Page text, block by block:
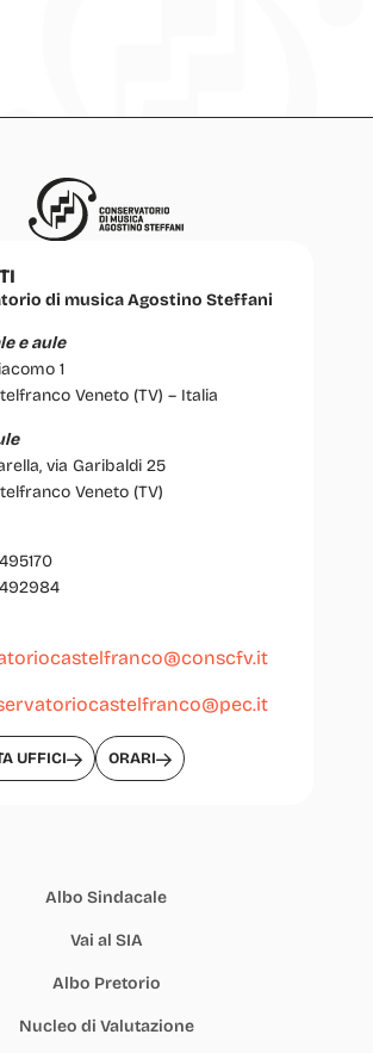
di musica Agostino Steffani
e aule
1
Veneto (TV) – Italia
via Garibaldi 25
Veneto (TV)
UFFICI ORARI
Albo Sindacale
Vai al SIA
Albo Pretorio
Nucleo di Valutazione